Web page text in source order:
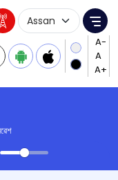
Language